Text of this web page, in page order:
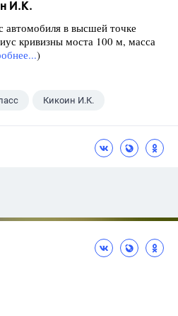
И.К.
автомобиля в высшей точке
кривизны моста 100 м, масса
)
Кикоин И.К.